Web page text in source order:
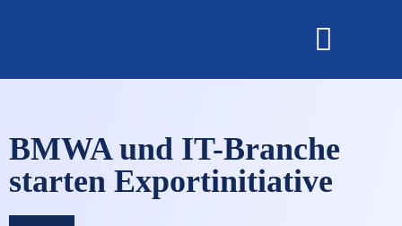
BMWA und IT-Branche
starten Exportinitiative